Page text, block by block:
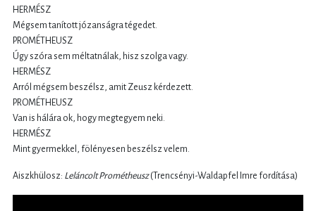
HERMÉSZ
Mégsem tanított józanságra tégedet.
PROMÉTHEUSZ
Úgy szóra sem méltatnálak, hisz szolga vagy.
HERMÉSZ
Arról mégsem beszélsz, amit Zeusz kérdezett.
PROMÉTHEUSZ
Van is hálára ok, hogy megtegyem neki.
HERMÉSZ
Mint gyermekkel, fölényesen beszélsz velem.
Aiszkhülosz: Leláncolt Prométheusz(Trencsényi-Waldapfel Imre fordítása)